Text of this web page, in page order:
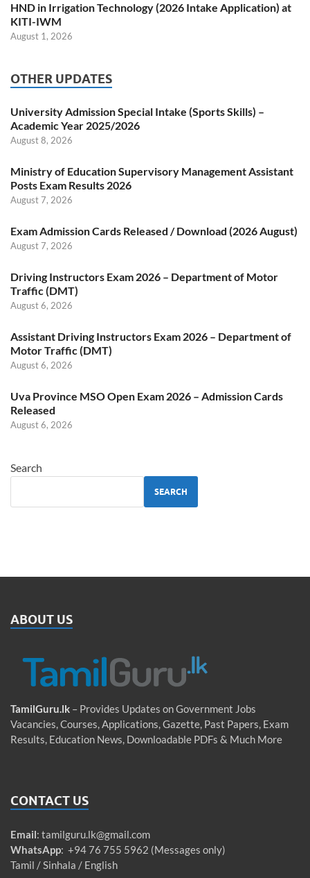
HND in Irrigation Technology (2026 Intake Application) at
KITI-IWM
August 1, 2026
OTHER UPDATES
University Admission Special Intake (Sports Skills) –
Academic Year 2025/2026
August 8, 2026
Ministry of Education Supervisory Management Assistant
Posts Exam Results 2026
August 7, 2026
Exam Admission Cards Released / Download (2026 August)
August 7, 2026
Driving Instructors Exam 2026 – Department of Motor
Traffic (DMT)
August 6, 2026
Assistant Driving Instructors Exam 2026 – Department of
Motor Traffic (DMT)
August 6, 2026
Uva Province MSO Open Exam 2026 – Admission Cards
Released
August 6, 2026
Search
SEARCH
ABOUT US
TamilGuru.lk – Provides Updates on Government Jobs
Vacancies, Courses, Applications, Gazette, Past Papers, Exam
Results, Education News, Downloadable PDFs & Much More
CONTACT US
Email: tamilguru.lk@gmail.com
WhatsApp: +94 76 755 5962 (Messages only)
Tamil / Sinhala / English